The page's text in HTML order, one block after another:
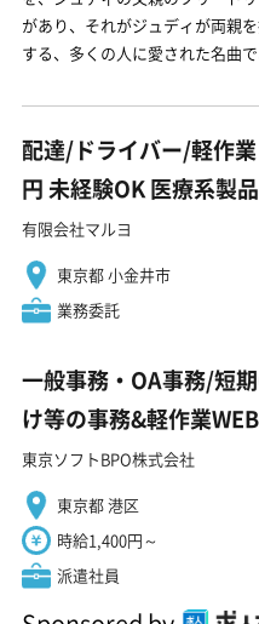
があり、それがジュディが両親
する、多くの人に愛された名曲で
配達/ドライバー/軽作
円 未経験OK 医療系製
有限会社マルヨ
東京都 小金井市
業務委託
一般事務・OA事務/短
け等の事務&軽作業
東京ソフトBPO株式会社
東京都 港区
時給1,400円～
派遣社員